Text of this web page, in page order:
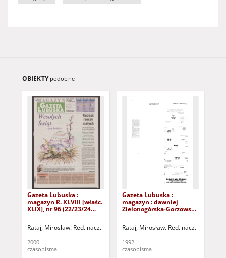
OBIEKTY podobne
Gazeta Lubuska :
magazyn R. XLVIII [właśc.
XLIX], nr 96 (22/23/24
Rataj, Mirosław. Red. nacz.
2000
czasopisma
Gazeta Lubuska :
magazyn : dawniej
Zielonogórska-Gorzowska
1992). - Wyd. 1
Rataj, Mirosław. Red. nacz.
1992
czasopisma